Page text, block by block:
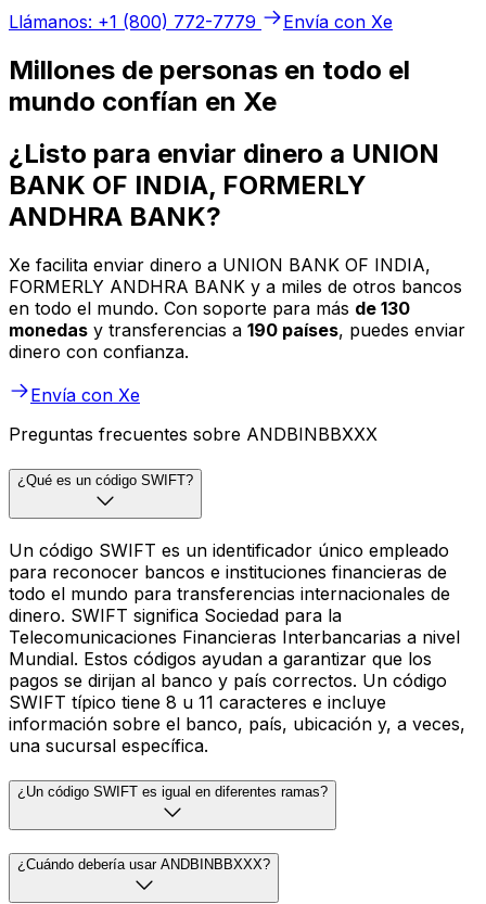
Llámanos: +1 (800) 772-7779
Envía con Xe
Millones de personas en todo el
mundo confían en Xe
¿Listo para enviar dinero a UNION
BANK OF INDIA, FORMERLY
ANDHRA BANK?
Xe facilita enviar dinero a UNION BANK OF INDIA,
FORMERLY ANDHRA BANK y a miles de otros bancos
en todo el mundo. Con soporte para más de 130
monedas y transferencias a 190 países, puedes enviar
dinero con confianza.
Envía con Xe
Preguntas frecuentes sobre ANDBINBBXXX
¿Qué es un código SWIFT?
Un código SWIFT es un identificador único empleado
para reconocer bancos e instituciones financieras de
todo el mundo para transferencias internacionales de
dinero. SWIFT significa Sociedad para la
Telecomunicaciones Financieras Interbancarias a nivel
Mundial. Estos códigos ayudan a garantizar que los
pagos se dirijan al banco y país correctos. Un código
SWIFT típico tiene 8 u 11 caracteres e incluye
información sobre el banco, país, ubicación y, a veces,
una sucursal específica.
¿Un código SWIFT es igual en diferentes ramas?
¿Cuándo debería usar ANDBINBBXXX?